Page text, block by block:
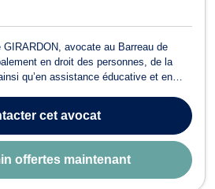
GIRARDON, avocate au Barreau de
en droit des personnes, de la
qu’en assistance éducative et en
et pénales, ainsi que devant la Cour
cet avocat
offertes maintenant